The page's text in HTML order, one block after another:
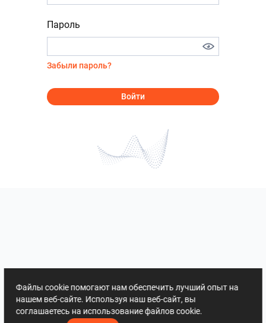
Пароль
Забыли пароль?
Войти
Файлы cookie помогают нам обеспечить лучший опыт на
нашем веб-сайте. Используя наш веб-сайт, вы
соглашаетесь на использование файлов cookie.